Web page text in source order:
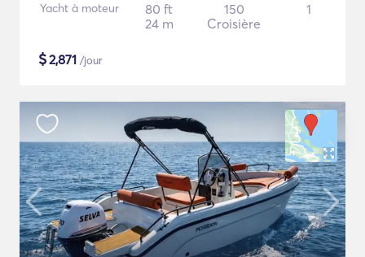
Yacht à moteur
80 ft
24 m
150
Croisière
1
$2,871 /jour